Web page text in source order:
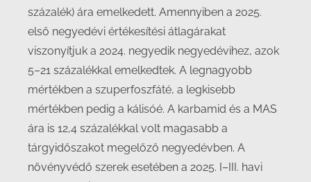
százalék) ára emelkedett. Amennyiben a 2025.
első negyedévi értékesítési átlagárakat
viszonyítjuk a 2024. negyedik negyedévihez, azok
5–21 százalékkal emelkedtek. A legnagyobb
mértékben a szuperfoszfáté, a legkisebb
mértékben pedig a kálisóé. A karbamid és a MAS
ára is 12,4 százalékkal volt magasabb a
tárgyidőszakot megelőző negyedévben. A
növényvédő szerek esetében a 2025. I–III. havi